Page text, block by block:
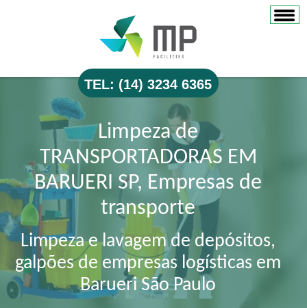
TEL: (14) 3234 6365
Limpeza de
TRANSPORTADORAS EM
BARUERI SP, Empresas de
transporte
Limpeza e lavagem de depósitos,
galpões de empresas logísticas em
Barueri São Paulo